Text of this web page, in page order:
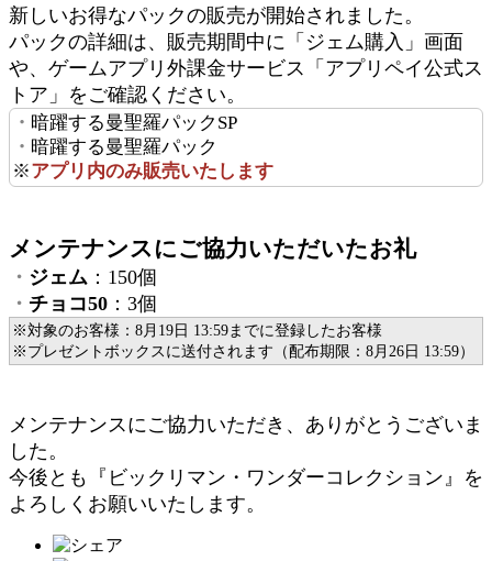
新しいお得なパックの販売が開始されました。
パックの詳細は、販売期間中に「ジェム購入」画面
や、ゲームアプリ外課金サービス「アプリペイ公式ス
トア」をご確認ください。
・ 暗躍する曼聖羅パックSP
・ 暗躍する曼聖羅パック
※アプリ内のみ販売いたします
メンテナンスにご協力いただいたお礼
・ ジェム ：150個
・ チョコ50 ：3個
※対象のお客様：8月19日 13:59までに登録したお客様
※プレゼントボックスに送付されます（配布期限：8月26日 13:59）
メンテナンスにご協力いただき、ありがとうございま
した。
今後とも『ビックリマン・ワンダーコレクション』を
よろしくお願いいたします。